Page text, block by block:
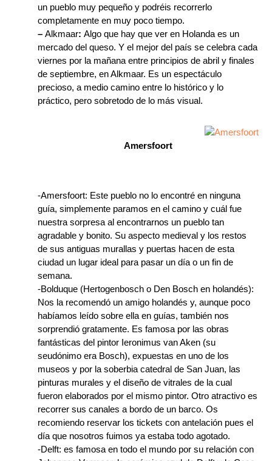
un pueblo muy pequeño y podréis recorrerlo
completamente en muy poco tiempo.
–Alkmaar:Algo que hay que ver en Holanda es un
mercado del queso. Y el mejor del país se celebra cada
viernes por la mañana entre principios de abril y finales
de septiembre, en Alkmaar. Es un espectáculo
precioso, a medio camino entre lo histórico y lo
práctico, pero sobretodo de lo más visual.
Amersfoort
-Amersfoort: Este pueblo no lo encontré en ninguna
guía, simplemente paramos en el camino y cuál fue
nuestra sorpresa al encontrarnos un pueblo tan
agradable y bonito. Su aspecto medieval y los restos
de sus antiguas murallas y puertas hacen de esta
ciudad un lugar ideal para pasar un día o un fin de
semana.
-Bolduque (Hertogenbosch o Den Bosch en holandés):
Nos la recomendó un amigo holandés y, aunque poco
habíamos leído sobre ella en guías, también nos
sorprendió gratamente. Es famosa por las obras
fantásticas del pintor Ieronimus van Aken (su
seudónimo era Bosch), expuestas en uno de los
museos y por la soberbia catedral de San Juan, las
pinturas murales y el diseño de vitrales de la cual
fueron elaborados por el mismo pintor. Otro atractivo es
recorrer sus canales a bordo de un barco. Os
recomiendo reservar los tickets con antelación pues el
día que nosotros fuimos ya estaba todo agotado.
-Delft: es famosa en todo el mundo por su relación con